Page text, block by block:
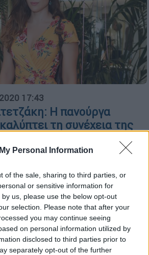
Personal Information
of the sale, sharing to third parties, or
or sensitive information for
us, please use the below opt-out
selection. Please note that after your
you may continue seeing
on personal information utilized by
disclosed to third parties prior to
separately opt-out of the further
17:43
Η πανούργα
τη συνέχεια της
μιλά στο «TV Εθνος»
«Ερωτας μετά»